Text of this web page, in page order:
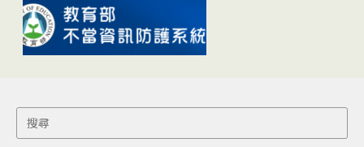
Search
for: